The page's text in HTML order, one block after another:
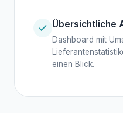
Übersichtliche
Dashboard mit
einen Blick.